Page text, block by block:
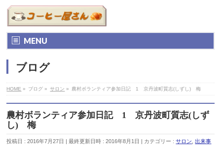
MENU
ブログ
HOME » ブログ » サロン » 農村ボランティア参加日記 1 京丹波町質志(しずし) 梅
農村ボランティア参加日記 1 京丹波町質志(しず
し) 梅
投稿日 : 2016年7月27日 最終更新日時 : 2016年8月1日 カテゴリー :サロン ,出来事